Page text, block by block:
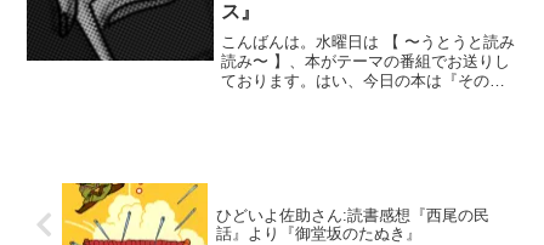
ス』
こんばんは。水曜日は 【 〜うとうと読み
読み〜 】、本がテーマの番組でお送りし
ております。はい、今日の本は『その女
ひどいよ佐助さん:読書感想『西尾の民
話』より『御堂坂のたぬき』